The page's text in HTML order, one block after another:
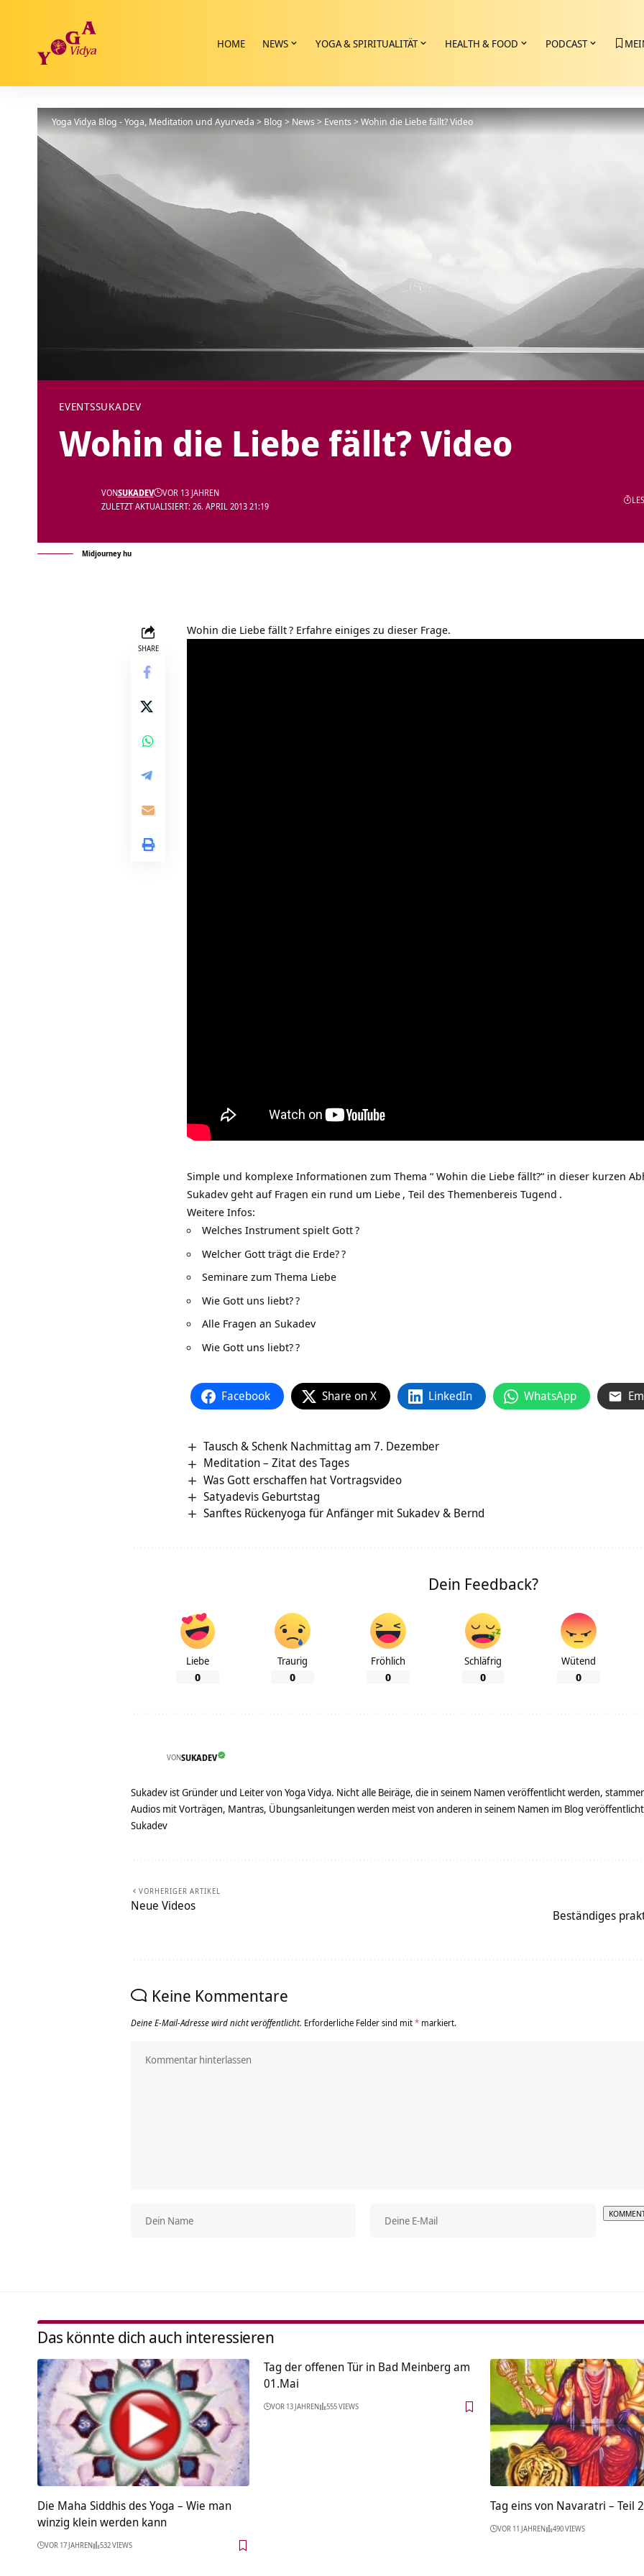
HOME NEWS YOGA & SPIRITUALITÄT HEALTH & FOOD PODCAST
Yoga Vidya Blog - Yoga, Meditation und Ayurveda> Blog> News>Events>Wohin die Liebe fällt? Video
EVENTSSUKADEV
Wohin die Liebe fällt? Video
ZULETZT AKTUALISIERT: 26. APRIL 2013 21:19
VONSUKADEV VOR 13 JAHREN
Midjourney hu
SHARE
Wohin die Liebe fällt? Erfahre einiges zu dieser Frage.
Simple und komplexe Informationen zum Thema “ Wohin die Liebe fällt?“ in dieser kurzen
Sukadev geht auf Fragen ein rund um Liebe , Teil des Themenbereis Tugend .
Weitere Infos:
Welches Instrument spielt Gott?
Welcher Gott trägt die Erde??
Seminare zum Thema Liebe
Wie Gott uns liebt??
Alle Fragen an Sukadev
Wie Gott uns liebt??
Facebook Share on X LinkedIn WhatsApp
Tausch & Schenk Nachmittag am 7. Dezember
Meditation – Zitat des Tages
Was Gott erschaffen hat Vortragsvideo
Satyadevis Geburtstag
Sanftes Rückenyoga für Anfänger mit Sukadev & Bernd
Dein Feedback?
Liebe
0
Traurig
0
Fröhlich
0
Schläfrig
0
Wütend
0
VONSUKADEV
Sukadev ist Gründer und Leiter von Yoga Vidya. Nicht alle Beiräge, die in seinem Namen veröffentlicht werden,
Audios mit Vorträgen, Mantras, Übungsanleitungen werden meist von anderen in seinem Namen im Blog
Sukadev
VORHERIGER ARTIKEL
Neue Videos
Beständiges
Keine Kommentare
Deine E-Mail-Adresse wird nicht veröffentlicht. Erforderliche Felder sind mit* markiert.
Das könnte dich auch interessieren
Die Maha Siddhis des Yoga – Wie man
winzig klein werden kann
VOR 17 JAHREN 532 VIEWS
Tag der offenen Tür in Bad Meinberg am
01.Mai
VOR 13 JAHREN 555 VIEWS
Tag eins von Navaratri – Teil 2
VOR 11 JAHREN 490 VIEWS